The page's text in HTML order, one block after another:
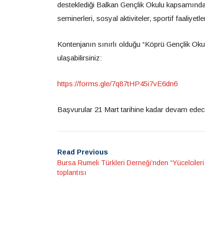
desteklediği Balkan Gençlik Okulu
seminerleri, sosyal aktiviteler, sportif
Kontenjanın sınırlı olduğu “Köprü Gençlik
ulaşabilirsiniz:
https://forms.gle/7q87tHP45i7vE6dn6
Başvurular 21 Mart tarihine kadar devam
Read Previous
Bursa Rumeli Türkleri Derneği’nden “Yücelcileri
toplantısı